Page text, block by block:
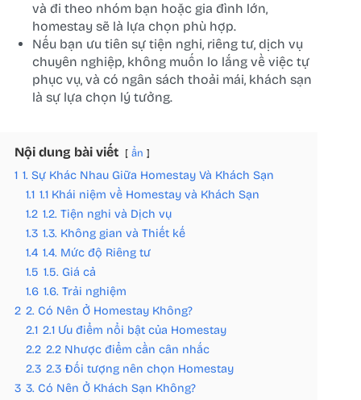
và đi theo nhóm bạn hoặc gia đình lớn,
homestay sẽ là lựa chọn phù hợp.
Nếu bạn ưu tiên sự tiện nghi, riêng tư, dịch vụ
chuyên nghiệp, không muốn lo lắng về việc tự
phục vụ, và có ngân sách thoải mái, khách sạn
là sự lựa chọn lý tưởng.
Nội dung bài viết ẩn
1 1. Sự Khác Nhau Giữa Homestay Và Khách Sạn
1.1 1.1 Khái niệm về Homestay và Khách Sạn
1.2 1.2. Tiện nghi và Dịch vụ
1.3 1.3. Không gian và Thiết kế
1.4 1.4. Mức độ Riêng tư
1.5 1.5. Giá cả
1.6 1.6. Trải nghiệm
2 2. Có Nên Ở Homestay Không?
2.1 2.1 Ưu điểm nổi bật của Homestay
2.2 2.2 Nhược điểm cần cân nhắc
2.3 2.3 Đối tượng nên chọn Homestay
3 3. Có Nên Ở Khách Sạn Không?